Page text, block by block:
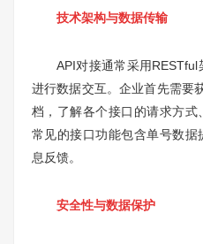
技术架构与数据传输
API对接通常采用RESTful
进行数据交互。企业首先需要
档，了解各个接口的请求方式
常见的接口功能包含单号数
息反馈。
安全性与数据保护